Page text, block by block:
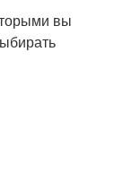
вы